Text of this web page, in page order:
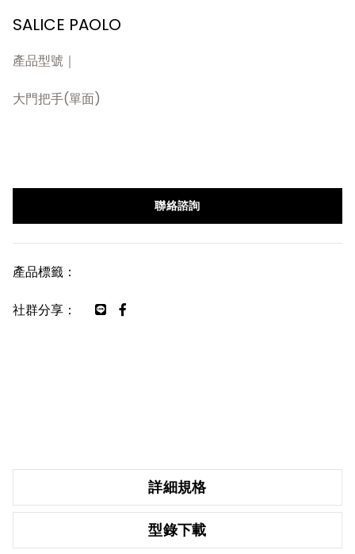
SALICE PAOLO
產品型號｜
大門把手(單面)
聯絡諮詢
產品標籤：
社群分享：
詳細規格
型錄下載